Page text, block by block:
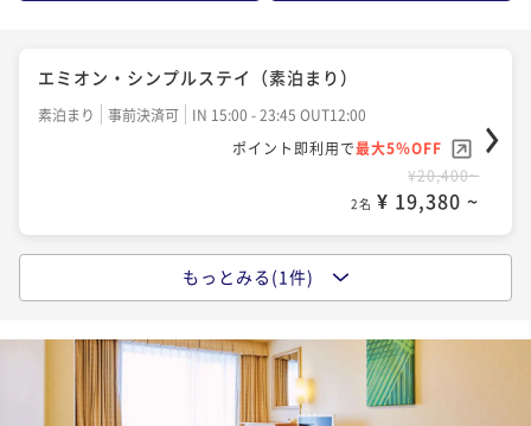
エミオン・シンプルステイ（素泊まり）
素泊まり 事前決済可
IN 15:00 - 23:45 OUT12:00
ポイント即利用で最大5％OFF
¥20,400~
2名 ¥ 19,380 ~
エミオン・シンプルステイ（朝食付き）
ポイント即利用で
最大5％OFF
¥25,000~
2名 ¥ 23,750 ~
もっとみる(1件)